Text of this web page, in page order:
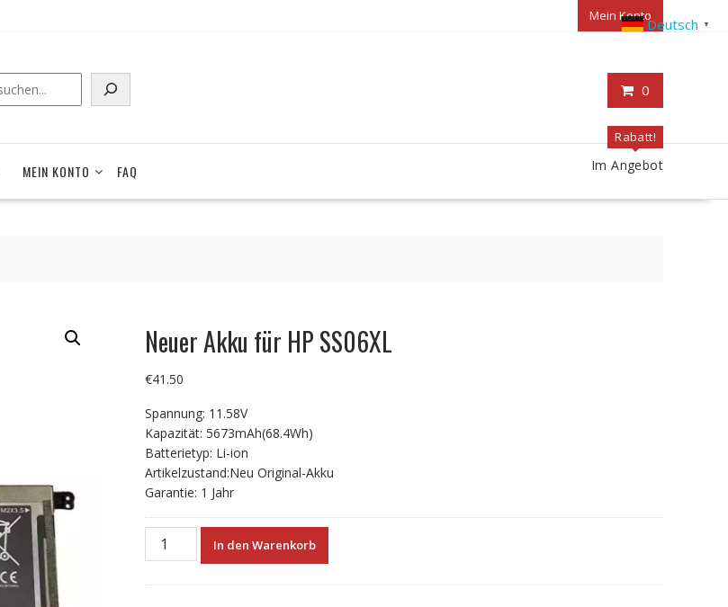
Mein Konto
0
MEIN KONTO FAQ
Rabatt!
Im Angebot
Neuer Akku für HP SS06XL
€41.50
Spannung: 11.58V
Kapazität: 5673mAh(68.4Wh)
Batterietyp: Li-ion
Artikelzustand:Neu Original-Akku
Garantie: 1 Jahr
Neuer
In den Warenkorb
Deutsch ▼